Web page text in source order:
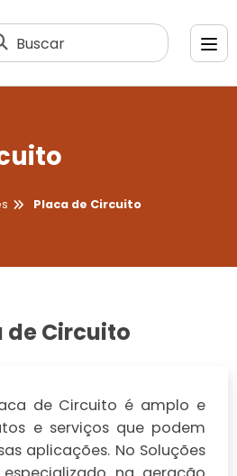
Buscar
Placa de Circuito
de Circuito
de Circuito é amplo e
e serviços que podem
aplicações. No Soluções